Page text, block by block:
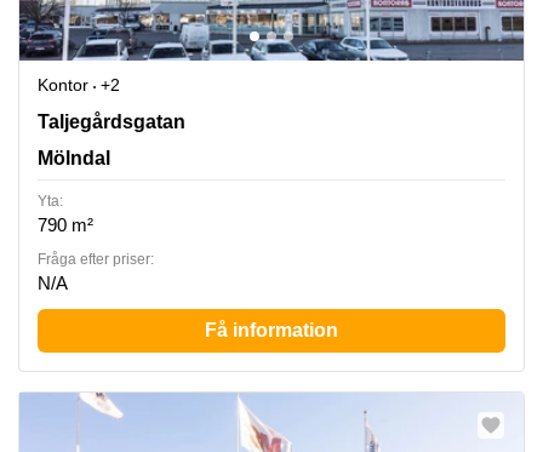
Kontor
+2
Taljegårdsgatan 11, Mölndal
Taljegårdsgatan
Mölndal
Yta:
790 m²
Fråga efter priser:
N/A
Få information